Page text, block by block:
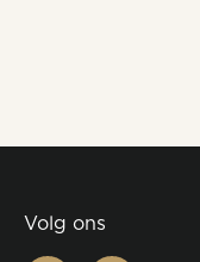
Volg ons